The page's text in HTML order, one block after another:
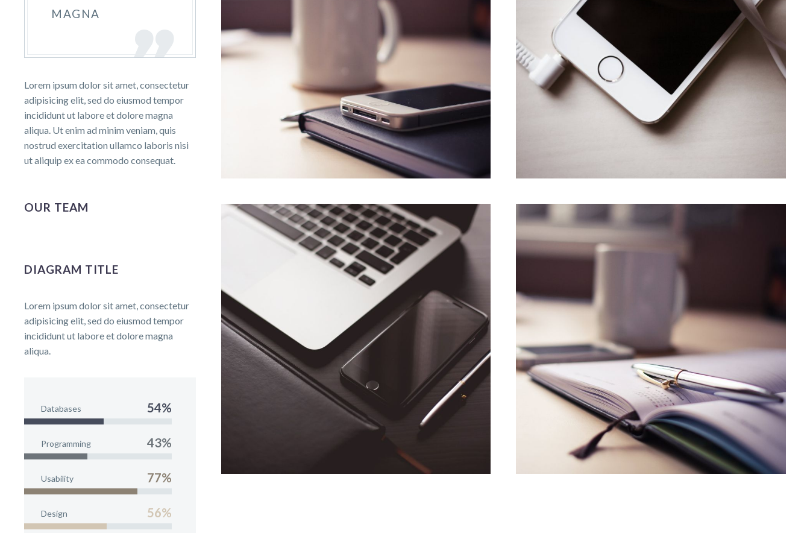
MAGNA
Lorem ipsum dolor sit amet, consectetur
adipisicing elit, sed do eiusmod tempor
incididunt ut labore et dolore magna
aliqua. Ut enim ad minim veniam, quis
nostrud exercitation ullamco laboris nisi
ut aliquip ex ea commodo consequat.
OUR TEAM
DIAGRAM TITLE
Lorem ipsum dolor sit amet, consectetur
adipisicing elit, sed do eiusmod tempor
incididunt ut labore et dolore magna
aliqua.
Databases 54%
Programming 43%
Usability 77%
Design 56%